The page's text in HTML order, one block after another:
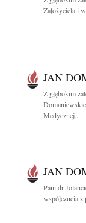
Założyciela i
JAN
Z głębokim
Medycznej...
JAN
Pani dr
współczucia